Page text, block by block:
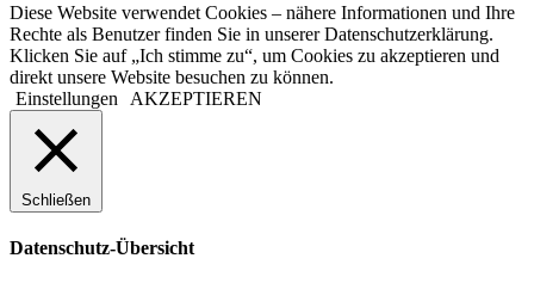
Diese Website verwendet Cookies – nähere Informationen und Ihre
Rechte als Benutzer finden Sie in unserer Datenschutzerklärung.
Klicken Sie auf „Ich stimme zu“, um Cookies zu akzeptieren und
direkt unsere Website besuchen zu können.
Einstellungen
AKZEPTIEREN
Schließen
Datenschutz-Übersicht